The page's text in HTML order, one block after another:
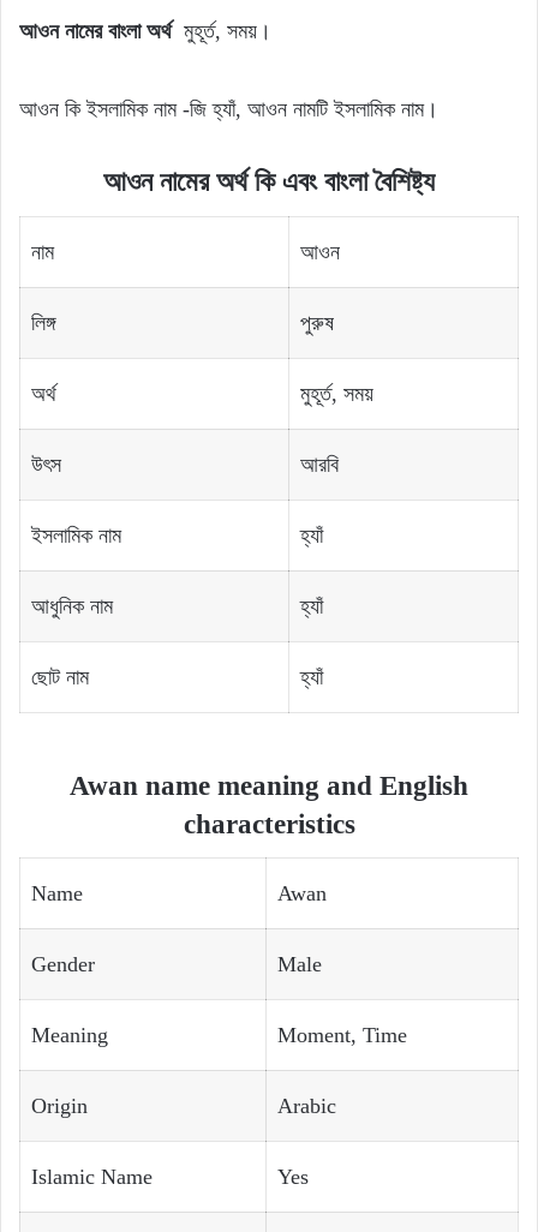
আওন নামের বাংলা অর্থমুহূর্ত, সময়।
আওন কি ইসলামিক নাম -জি হ্যাঁ, আওন নামটি ইসলামিক নাম।
আওন নামের অর্থ কি এবং বাংলা বৈশিষ্ট্য
নাম আওন
লিঙ্গ পুরুষ
অর্থ মুহূর্ত, সময়
উৎস আরবি
ইসলামিক নাম হ্যাঁ
আধুনিক নাম হ্যাঁ
ছোট নাম হ্যাঁ
Awan name meaning and English
characteristics
Name Awan
Gender Male
Meaning Moment, Time
Origin Arabic
Islamic Name Yes